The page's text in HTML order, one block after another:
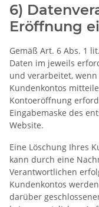
6)
Eröffnung
Gemäß Art. 6 Abs. 1
Daten im jeweils
und verarbeitet,
Kundenkontos
Kontoeröffnung
Eingabemaske des
Website.
Eine Löschung Ihres
kann durch eine
Verantwortlichen
Kundenkontos
darüber